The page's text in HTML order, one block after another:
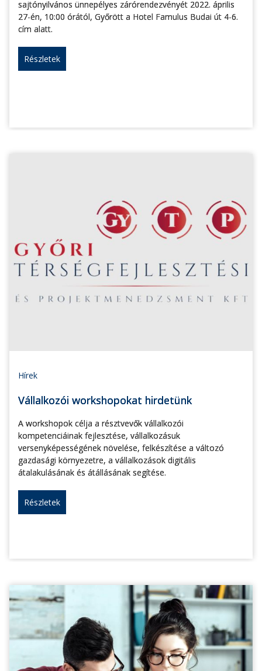
sajtónyilvános ünnepélyes zárórendezvényét 2022. április
27-én, 10:00 órától, Győrött a Hotel Famulus Budai út 4-6.
cím alatt.
Részletek
Hírek
Vállalkozói workshopokat hirdetünk
A workshopok célja a résztvevők vállalkozói
kompetenciáinak fejlesztése, vállalkozásuk
versenyképességének növelése, felkészítése a változó
gazdasági környezetre, a vállalkozások digitális
átalakulásának és átállásának segítése.
Részletek